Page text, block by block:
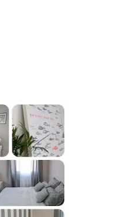
5, 7 Bewertungen